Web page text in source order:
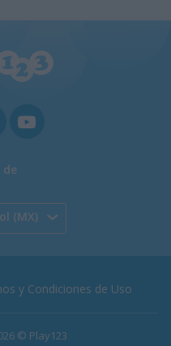
de
(MX)
© Play123
y Condiciones de Uso